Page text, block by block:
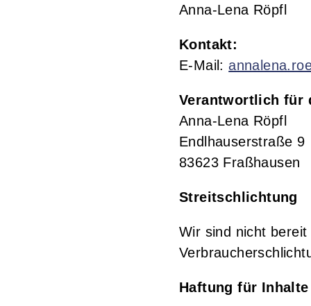
Anna-Lena Röpfl
Kontakt:
E-Mail:
Verantwortlich für
Anna-Lena Röpfl
Endlhauserstraße 9
83623 Fraßhausen
Streitschlichtung
Wir sind nicht
Haftung für Inhalte